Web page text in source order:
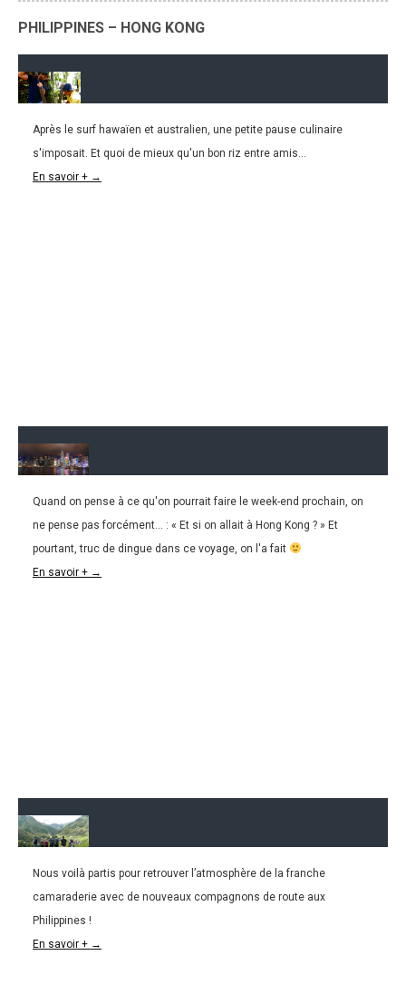
PHILIPPINES – HONG KONG
29.05.2016
Après le surf hawaïen et australien, une petite pause culinaire
s'imposait. Et quoi de mieux qu'un bon riz entre amis...
En savoir + →
29.05.2016
HONG KONG l La ville cosmo-bobo-naturo-boulo
Quand on pense à ce qu'on pourrait faire le week-end prochain, on
ne pense pas forcément... : « Et si on allait à Hong Kong ? » Et
pourtant, truc de dingue dans ce voyage, on l'a fait
En savoir + →
29.05.2016
Nous voilà partis pour retrouver l’atmosphère de la franche
camaraderie avec de nouveaux compagnons de route aux
Philippines !
En savoir + →